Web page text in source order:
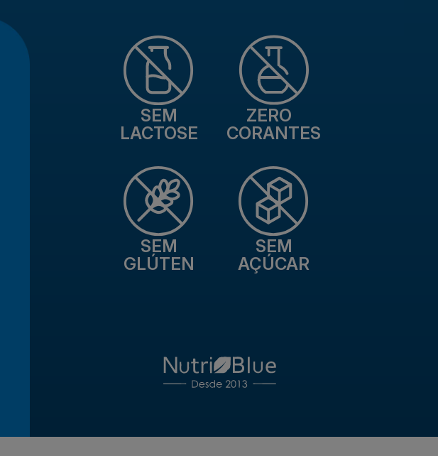
SEM
LACTOSE
ZERO
CORANTES
SEM
GLÚTEN
SEM
AÇÚCAR